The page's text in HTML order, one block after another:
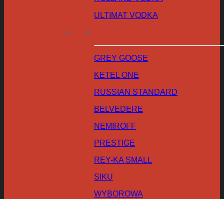
ULTIMAT VODKA
GREY GOOSE
KETEL ONE
RUSSIAN STANDARD
BELVEDERE
NEMIROFF
PRESTIGE
REY-KA SMALL
SIKU
WYBOROWA